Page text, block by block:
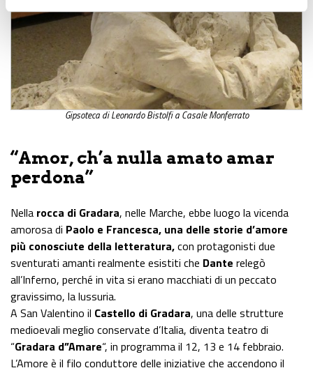
Gipsoteca di Leonardo Bistolfi a Casale Monferrato
“Amor, ch’a nulla amato amar
perdona”
Nella rocca di Gradara, nelle Marche, ebbe luogo la vicenda
amorosa di Paolo e Francesca, una delle storie d’amore
più conosciute della letteratura,con protagonisti due
sventurati amanti realmente esistiti che Dante relegò
all’Inferno, perché in vita si erano macchiati di un peccato
gravissimo, la lussuria.
A San Valentino il Castello di Gradara, una delle strutture
medioevali meglio conservate d’Italia, diventa teatro di
“Gradara d”Amare“, in programma il 12, 13 e 14 febbraio.
L’Amore è il filo conduttore delle iniziative che accendono il